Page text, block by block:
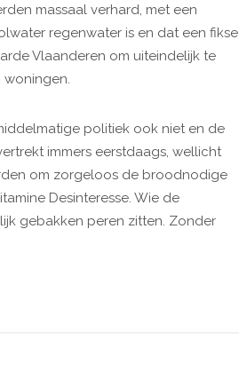
massaal verhard, met een
regenwater is en dat een fikse
Vlaanderen om uiteindelijk te
woningen.
politiek ook niet en de
immers eerstdaags, wellicht
om zorgeloos de broodnodige
Desinteresse. Wie de
gebakken peren zitten. Zonder